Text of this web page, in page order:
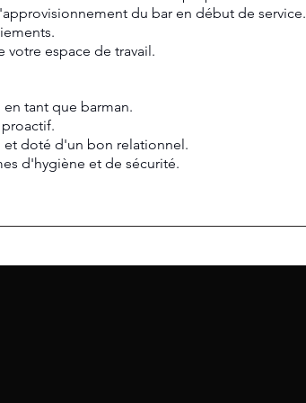
du bar en début de service.
espace de travail.
tant que barman.
et doté d'un bon relationnel.
d'hygiène et de sécurité.